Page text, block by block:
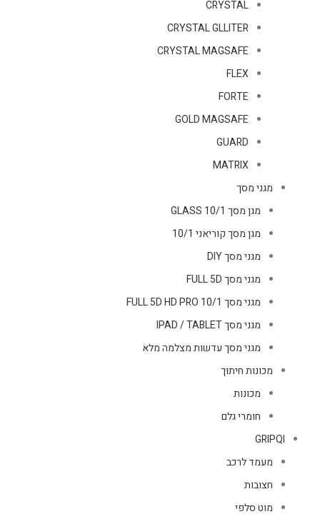
CRYSTAL
CRYSTAL GLLITER
CRYSTAL MAGSAFE
FLEX
FORTE
GOLD MAGSAFE
GUARD
MATRIX
מגני מסך
מגן מסך GLASS 10/1
מגן מסך קוריאני 10/1
מגני מסך DIY
מגני מסך FULL 5D
מגני מסך FULL 5D HD PRO 10/1
מגני מסך IPAD / TABLET
מגני מסך עדשות מצלמה מלא
מכונות חיתוך
מכונות
חומרי גלם
GRIPQI
מעמד לרכב
חצובות
מוט סלפי